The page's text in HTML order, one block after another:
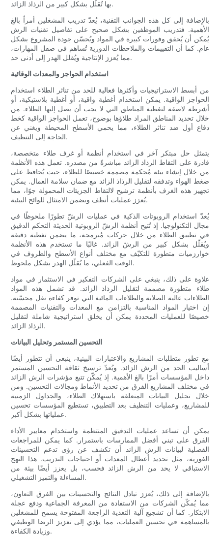
بها تُقلّل بشكل كبير من الرذاذ الزائد.
بالإضافة إلى كل هذه الجوانب التقنية، يُعدّ تدريب المشغلين أمراً بالغ
الأهمية. فتدريب الموظفين بشكل صحيح على تفاصيل تقنيات الرش
يُمكن أن يُحقق وفورات كبيرة في المواد ويُحسّن جودة المشروع بشكل
عام. كما أن التقييمات والملاحظات الدورية تُساهم في صقل المهارات،
مما يُعزز الإنتاجية ويُقلل الهدر إلى أدنى حد.
استخدام الحواجز والمعدات الوقائية
من أبسط الاستراتيجيات وأكثرها فعالية للحد من تناثر الطلاء استخدام
الحواجز الواقية. يمكن استخدام أغطية واقية، أو أغطية بلاستيكية، أو
أشرطة لاصقة لتغطية المناطق التي لا يجب أن يصل إليها الطلاء. من
خلال تحديد المناطق المراد طلاؤها بوضوح، تعمل الحواجز الواقية كخط
دفاع أول ضد تناثر الطلاء، مما يحمي الأسطح المحيطة ويغني عن
الحاجة إلى التنظيف.
يتمثل حل مبتكر آخر في استخدام أنظمة أو غرف طلاء متخصصة،
قادرة على التقاط الرذاذ الزائد مباشرةً من مصدره. تعمل هذه الأنظمة
من خلال إنشاء بيئة مُحكمة مصممة خصيصًا للطلاء، حيث يُحافظ على
ضغط الهواء وتدفقه لتقليل الرذاذ الزائد مع ضمان سلامة العمال. يمكن
تجهيز هذه الغرف بأنظمة ترشيح لالتقاط الجزيئات المحمولة جوًا، مما
يُعزز عمليات أنظف ويضمن الامتثال للوائح البيئية.
يُعدّ استخدام الروبوتات الذكية في عمليات الرشّ تطورًا ملحوظًا في
مجال التكنولوجيا. إذ تُتيح أنظمة الرشّ الروبوتية الحديثة التحكم الدقيق
في تطبيق الطلاء من خلال حركات مُبرمجة، ما يضمن تغطية دقيقة
ويُقلّل بشكل كبير من الرشّ الزائد. غالبًا ما تستخدم هذه الأنظمة
خوارزميات متطورة للتكيّف مع مختلف أنواع الأسطح والظروف في
الوقت الفعلي، ما يُقلّل الهدر بشكل ملحوظ.
علاوة على ذلك، ينبغي على الشركات التفكير في الاستثمار في مواد
طلاء متطورة مصممة لتقليل الرذاذ الزائد. قد تشمل هذه المواد
الطلاءات عالية الصلابة والطلاءات المائية التي توفر كفاءة نقل محسّنة.
إن اختيار المواد المناسبة بالتزامن مع المعدات والتقنيات المصممة
خصيصًا للعمليات المحددة يمكن أن يخلق استراتيجية شاملة لتقليل
الرذاذ الزائد.
التحسين المستمر وتحليل البيانات
مع تطور متطلبات المشاريع والاعتبارات البيئية، ينبغي أن تتطور أيضًا
أساليب الحد من الرش الزائد. ويُعدّ ترسيخ ثقافة التحسين المستمر
داخل المؤسسات أمرًا بالغ الأهمية. إذ يُمكّن تتبع مؤشرات الرش الزائد
في مختلف المشاريع الفرق من تحديد الأنماط ومجالات التحسين. ومن
خلال تحليل البيانات المتعلقة باستهلاك الطلاء، والجداول الزمنية
للمشاريع، وعمليات التنظيف بعد التطبيق، تستطيع المؤسسات تحسين
عملياتها بشكل أكبر.
يمكن أن تساعد عمليات التدقيق المنتظمة واستخدام معايير الأداء
الفرق على تبني أفضل الممارسات باستمرار. كما يمكن للمراجعات
الفصلية لبيانات الرش الزائد أن تكشف عن رؤى تدعم التحسينات
الفورية، مثل تحديد أعطال المعدات أو احتياجات التدريب. هذا النهج
الاستباقي لا يحد من الرش الزائد فحسب، بل يعزز أيضًا بيئة من
المساءلة والتميز التشغيلي.
بالإضافة إلى ذلك، يُعزز تبادل النتائج والتحسينات بين الفرق التعاون،
مما يُمكّن الشركات من الاستفادة من المعرفة الجماعية ودفع عجلة
الابتكار. كما أن تشجيع آلية التغذية الراجعة المفتوحة يسمح للمشغلين
بالمساهمة في تحسين العمليات، مما يؤدي إلى تعزيز الرضا الوظيفي
وزيادة الكفاءة.